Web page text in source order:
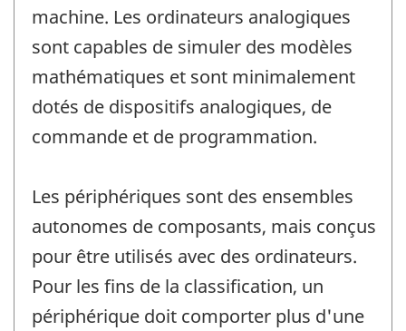
machine. Les ordinateurs analogiques
sont capables de simuler des modèles
mathématiques et sont minimalement
dotés de dispositifs analogiques, de
commande et de programmation.
Les périphériques sont des ensembles
autonomes de composants, mais conçus
pour être utilisés avec des ordinateurs.
Pour les fins de la classification, un
périphérique doit comporter plus d'une